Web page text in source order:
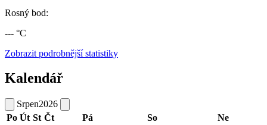
Rosný bod:
--- °C
Zobrazit podrobnější statistiky
Kalendář
Srpen2026
Po Út St Čt Pá So Ne